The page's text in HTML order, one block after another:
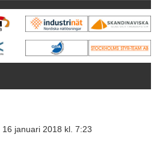
16 januari 2018 kl. 7:23